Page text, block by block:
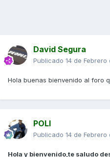
David Segura
Publicado 14 de Febrero
Hola buenas bienvenido al foro
POLI
Publicado 14 de Febrero
Hola y bienvenido,te saludo